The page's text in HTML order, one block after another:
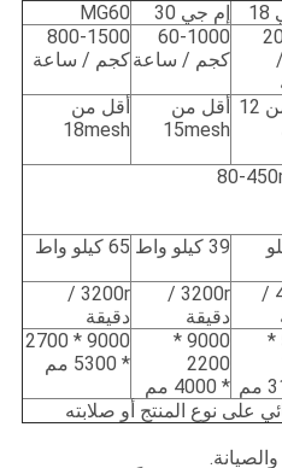
إم جي 30
MG60
60-1000
كجم / ساعة
800-1500
كجم / ساعة
أقل من 12
أقل من
15mesh
أقل من
18mesh
80-
39 كيلو واط 65 كيلو واط
4500r /
3200r /
دقيقة
3200r /
دقيقة
5500 *
9000 *
2200
* 4000 مم
9000 * 2700
* 5300 مم
على نوع المنتج أو صلابته